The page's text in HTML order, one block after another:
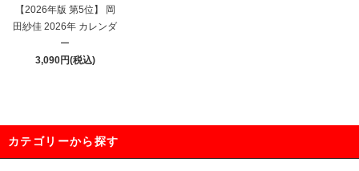
【2026年版 第5位】 岡
田紗佳 2026年 カレンダ
ー
3,090円(税込)
カテゴリーから探す